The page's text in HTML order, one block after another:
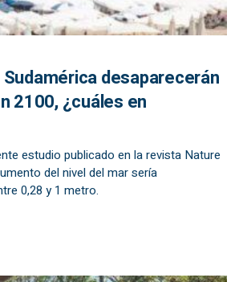
desaparecerán
2100, ¿cuáles en
estudio publicado en la revista Nature
del nivel del mar sería
0,28 y 1 metro.